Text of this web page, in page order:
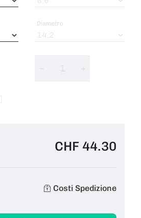
Diametro
CHF 44.30
Costi Spedizione